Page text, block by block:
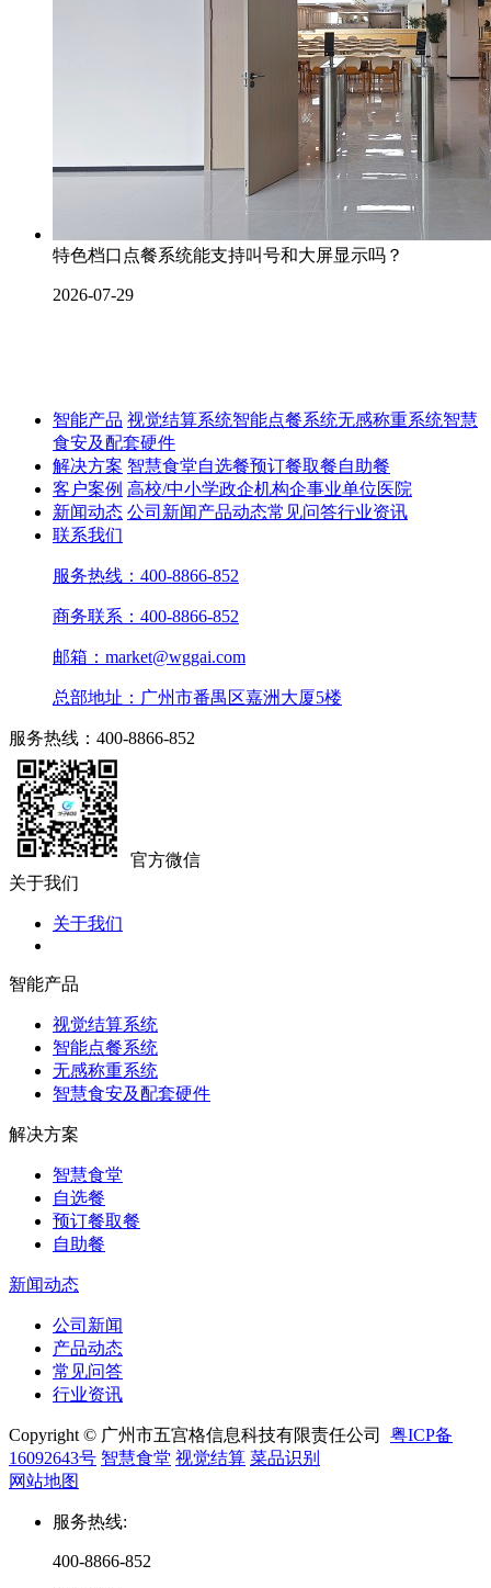
特色档口点餐系统能支持叫号和大屏显示吗？
2026-07-29
智能产品 视觉结算系统智能点餐系统无感称重系统智慧
食安及配套硬件
解决方案 智慧食堂自选餐预订餐取餐自助餐
客户案例 高校/中小学政企机构企事业单位医院
新闻动态 公司新闻产品动态常见问答行业资讯
联系我们
服务热线：400-8866-852
商务联系：400-8866-852
邮箱：market@wggai.com
总部地址：广州市番禺区嘉洲大厦5楼
服务热线：400-8866-852
官方微信
关于我们
关于我们
智能产品
视觉结算系统
智能点餐系统
无感称重系统
智慧食安及配套硬件
解决方案
智慧食堂
自选餐
预订餐取餐
自助餐
新闻动态
公司新闻
产品动态
常见问答
行业资讯
Copyright © 广州市五宫格信息科技有限责任公司 粤ICP备
16092643号 智慧食堂 视觉结算 菜品识别
网站地图
服务热线:
400-8866-852